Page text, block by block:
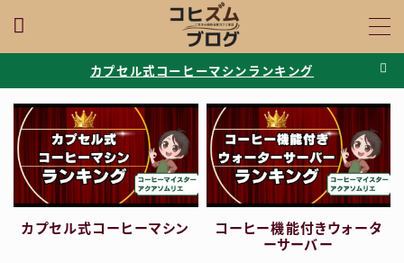
口コミ・評判
マシン比較
Q＆A・基礎知識
カプセル式コーヒーマシンランキング
カプセル式コーヒーマシン
コーヒー機能付きウォータ
ーサーバー